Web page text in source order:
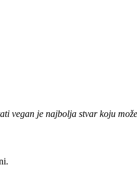
vegan je najbolja stvar koju